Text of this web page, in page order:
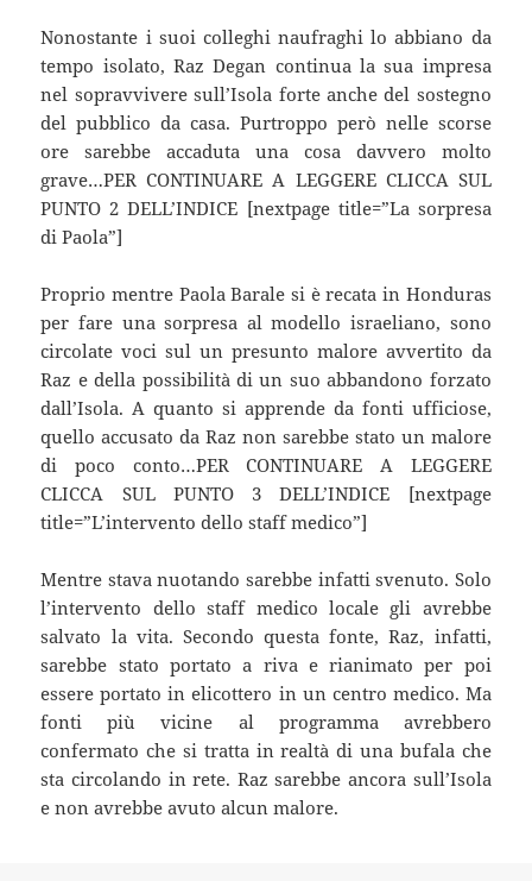
Nonostante i suoi colleghi naufraghi lo abbiano da
tempo isolato, Raz Degan continua la sua impresa
nel sopravvivere sull’Isola forte anche del sostegno
del pubblico da casa. Purtroppo però nelle scorse
ore sarebbe accaduta una cosa davvero molto
grave…PER CONTINUARE A LEGGERE CLICCA SUL
PUNTO 2 DELL’INDICE [nextpage title=”La sorpresa
di Paola”]
Proprio mentre Paola Barale si è recata in Honduras
per fare una sorpresa al modello israeliano, sono
circolate voci sul un presunto malore avvertito da
Raz e della possibilità di un suo abbandono forzato
dall’Isola. A quanto si apprende da fonti ufficiose,
quello accusato da Raz non sarebbe stato un malore
di poco conto…PER CONTINUARE A LEGGERE
CLICCA SUL PUNTO 3 DELL’INDICE [nextpage
title=”L’intervento dello staff medico”]
Mentre stava nuotando sarebbe infatti svenuto. Solo
l’intervento dello staff medico locale gli avrebbe
salvato la vita. Secondo questa fonte, Raz, infatti,
sarebbe stato portato a riva e rianimato per poi
essere portato in elicottero in un centro medico. Ma
fonti più vicine al programma avrebbero
confermato che si tratta in realtà di una bufala che
sta circolando in rete. Raz sarebbe ancora sull’Isola
e non avrebbe avuto alcun malore.